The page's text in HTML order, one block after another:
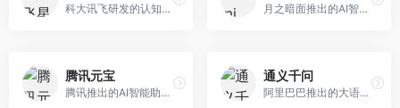
科大讯飞研发的认知智能大模型，深度融合语音识别和自然语言处理技术。面向企业用户和教育领域，提供语音交互、文档处理、代码生成等服务，中文语音识别准确率高。 月之暗面推出的AI智能助手，核心优势在于超长文本处理能力，支持20万字以上文档分析。面向学术研究者、职场人士和内容创作者，提供文档解读、PPT生成、联网搜索等综合服务。
腾讯元宝
腾讯推出的AI智能助手，整合微信生态和腾讯云服务。面向普通用户和企业客户，支持文档解析、图像理解、联网搜索等功能，与腾讯产品无缝衔接，办公协作便捷。
通义千问
阿里巴巴推出的大语言模型平台，提供对话问答、文档处理、图像理解、代码编写等全方位AI服务。面向企业用户和个人开发者，集成阿里云生态，支持多模态交互，企业级安全保障。